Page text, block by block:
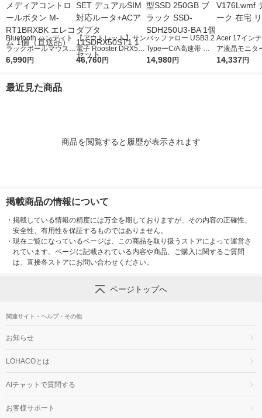
Bluetooth ハンディト
ラックボールマウス R
elacon メディアコン
個（直送品）
6,990円
【アウトレット】サン
電子 Rooster DRX500
2-SET デュアルSIM対
46,760円
バッファロー USB3.2
TypeーC/A高速帯 ス
ティック型SSD 250G
14,980円
Acer 17イン
ア液晶モニタ
イト
14,337円
最近見た商品
商品を閲覧すると履歴が表示されます
掲載商品の情報について
・ 掲載している情報の精度には万全を期しておりますが、その内容の正確性、
安全性、有用性を保証するものではありません。
・ 現在ご覧になっているページは、この商品を取り扱うストアによって運営さ
れています。ページに記載されている内容や商品、ご購入に関するご質問
は、直接各ストアにお問い合わせください。
ページトップへ
関連サイト・ヘルプ・その他
お知らせ
LOHACOとは
AIチャットで質問する
お客様サポート